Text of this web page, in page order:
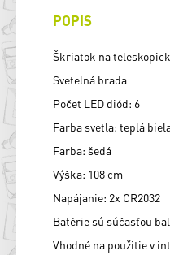
POPIS
Škriatok na
Svetelná brada
Počet LED diód: 6
Farba svetla: teplá
Farba: šedá
Výška: 108 cm
Napájanie: 2x CR2032
Batérie sú súčasťou
Vhodné na použitie v